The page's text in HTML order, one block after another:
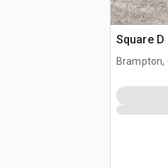
Square D
Brampton,